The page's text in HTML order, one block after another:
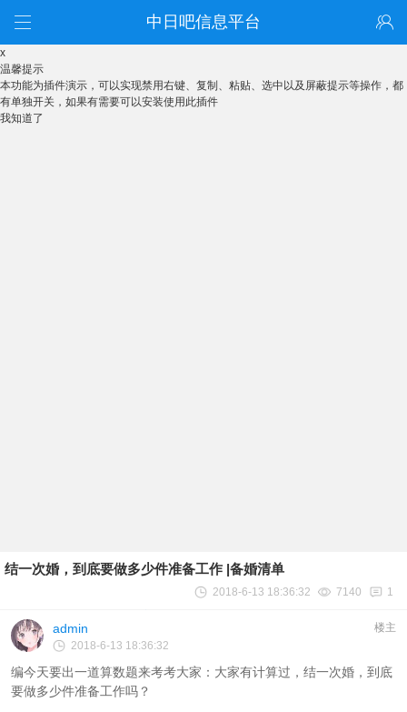
中日吧信息平台
x
温馨提示
本功能为插件演示，可以实现禁用右键、复制、粘贴、选中以及屏蔽提示等操作，都
有单独开关，如果有需要可以安装使用此插件
我知道了
结一次婚，到底要做多少件准备工作 |备婚清单
2018-6-13 18:36:32 7140 1
admin
楼主
2018-6-13 18:36:32
编今天要出一道算数题来考考大家：大家有计算过，结一次婚，到底
要做多少件准备工作吗？